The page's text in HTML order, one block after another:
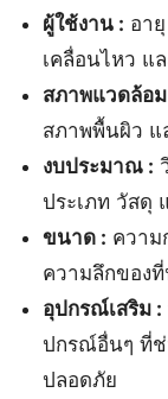
ผู้ใช้งาน : อา
เคลื่อนไหว แ
สภาพแวดล้อ
สภาพพื้นผิว แ
งบประมาณ :
ประเภท วัสดุ
ขนาด : ความ
ความลึกของที่
อุปกรณ์เสริม :
ปกรณ์อื่นๆ ที่ช่
ปลอดภัย